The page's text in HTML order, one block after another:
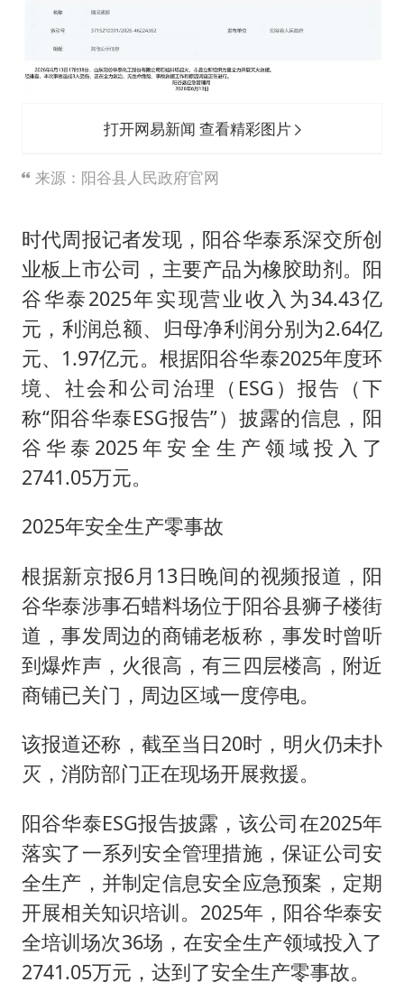
打开网易新闻 查看精彩图片
来源：阳谷县人民政府官网
时代周报记者发现，阳谷华泰系深交所创
业板上市公司，主要产品为橡胶助剂。阳
谷华泰2025年实现营业收入为34.43亿
元，利润总额、归母净利润分别为2.64亿
元、1.97亿元。根据阳谷华泰2025年度环
境、社会和公司治理（ESG）报告（下
称“阳谷华泰ESG报告”）披露的信息，阳
谷华泰2025年安全生产领域投入了
2741.05万元。
2025年安全⽣产零事故
根据新京报6月13日晚间的视频报道，阳
谷华泰涉事石蜡料场位于阳谷县狮子楼街
道，事发周边的商铺老板称，事发时曾听
到爆炸声，火很高，有三四层楼高，附近
商铺已关门，周边区域一度停电。
该报道还称，截至当日20时，明火仍未扑
灭，消防部门正在现场开展救援。
阳谷华泰ESG报告披露，该公司在2025年
落实了一系列安全管理措施，保证公司安
全⽣产，并制定信息安全应急预案，定期
开展相关知识培训。2025年，阳谷华泰安
全培训场次36场，在安全生产领域投入了
2741.05万元，达到了安全⽣产零事故。